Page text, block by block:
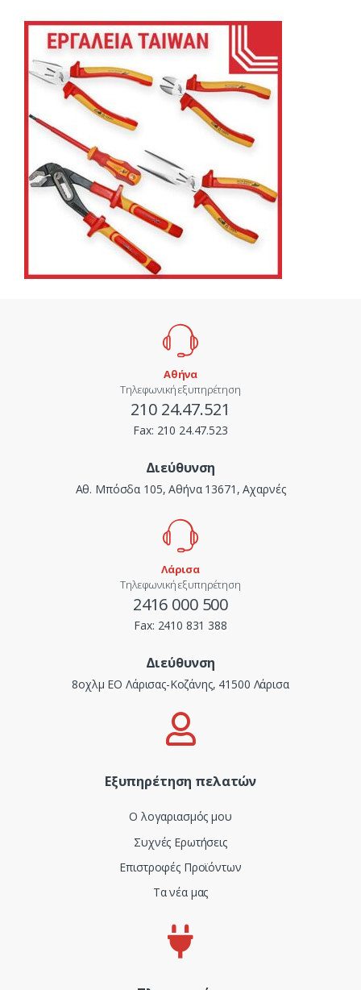
Αθήνα
Τηλεφωνική εξυπηρέτηση
210 24.47.521
Fax: 210 24.47.523
Διεύθυνση
Αθ. Μπόσδα 105, Αθήνα 13671, Αχαρνές
Λάρισα
Τηλεφωνική εξυπηρέτηση
2416 000 500
Fax: 2410 831 388
Διεύθυνση
8οχλμ ΕΟ Λάρισας-Κοζάνης, 41500 Λάρισα
Εξυπηρέτηση πελατών
Ο λογαριασμός μου
Συχνές Ερωτήσεις
Επιστροφές Προϊόντων
Τα νέα μας